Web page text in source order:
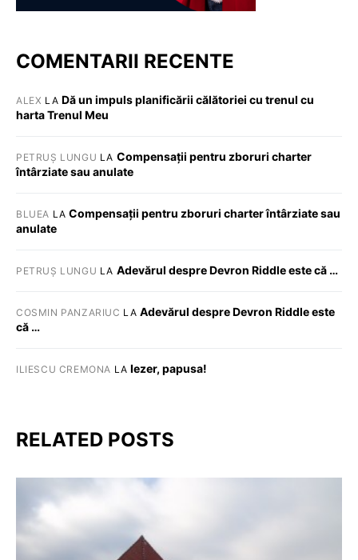
COMENTARII RECENTE
ALEX LA Dă un impuls planificării călătoriei cu trenul cu
harta Trenul Meu
PETRUȘ LUNGU LA Compensații pentru zboruri charter
întârziate sau anulate
BLUEA LACompensații pentru zboruri charter întârziate sau
anulate
PETRUȘ LUNGU LA Adevărul despre Devron Riddle este că …
COSMIN PANZARIUC LA Adevărul despre Devron Riddle este
că …
ILIESCU CREMONA LA Iezer, papusa!
RELATED POSTS